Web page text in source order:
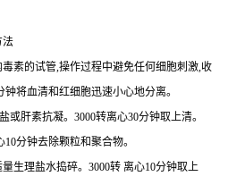
法
素的试管,操作过程中避免任何细胞刺激,收
钟将血清和红细胞迅速小心地分离。
盐或肝素抗凝。 3000转离心30分钟取上清。
10分钟去除颗粒和聚合物。
生理盐水捣碎。 3000转 离心10分钟取上